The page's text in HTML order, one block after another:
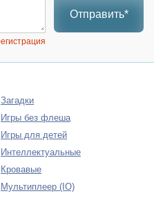
Отправить*
Загадки
Игры без флеша
Игры для детей
Интеллектуальные
Кровавые
Мультиплеер (IO)